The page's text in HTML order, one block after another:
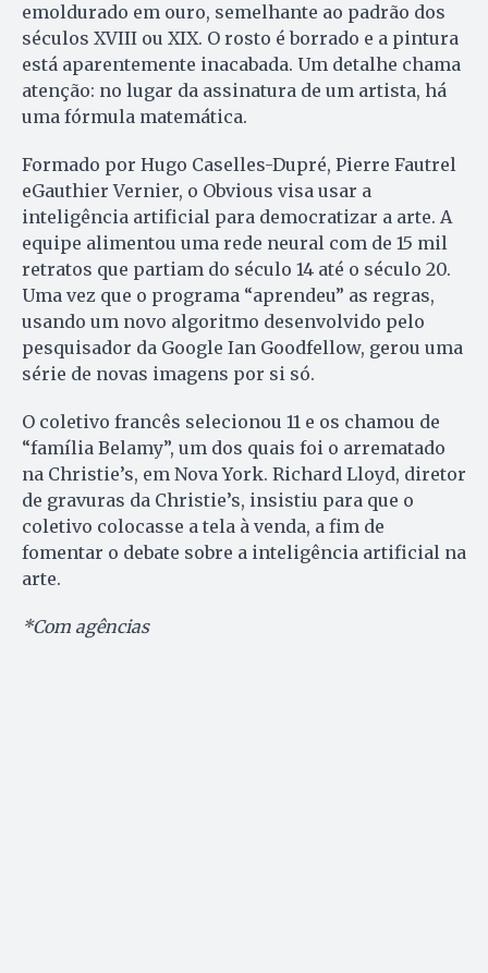
emoldurado em ouro, semelhante ao padrão dos
séculos XVIII ou XIX. O rosto é borrado e a pintura
está aparentemente inacabada. Um detalhe chama
atenção: no lugar da assinatura de um artista, há
uma fórmula matemática.
Formado por Hugo Caselles-Dupré, Pierre Fautrel
eGauthier Vernier, o Obvious visa usar a
inteligência artificial para democratizar a arte. A
equipe alimentou uma rede neural com de 15 mil
retratos que partiam do século 14 até o século 20.
Uma vez que o programa “aprendeu” as regras,
usando um novo algoritmo desenvolvido pelo
pesquisador da Google Ian Goodfellow, gerou uma
série de novas imagens por si só.
O coletivo francês selecionou 11 e os chamou de
“família Belamy”, um dos quais foi o arrematado
na Christie’s, em Nova York. Richard Lloyd, diretor
de gravuras da Christie’s, insistiu para que o
coletivo colocasse a tela à venda, a fim de
fomentar o debate sobre a inteligência artificial na
arte.
*Com agências